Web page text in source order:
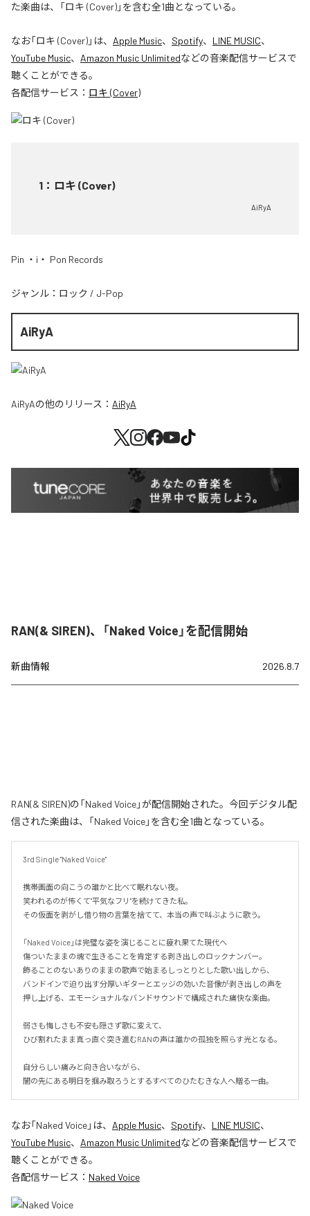
た楽曲は、「ロキ (Cover)」を含む全1曲となっている。
なお「ロキ (Cover)」は、 Apple Music、 Spotify、 LINE MUSIC、
YouTube Music、 Amazon Music Unlimitedなどの音楽配信サービスで
聴くことができる。
各配信サービス： ロキ (Cover)
1 ： ロキ (Cover)
AiRyA
Pin ・i・ Pon Records
ジャンル： ロック / J-Pop
AiRyA
AiRyAの他のリリース： AiRyA
RAN(& SIREN)、「Naked Voice」を配信開始
新曲情報 2026.8.7
RAN(& SIREN)の「Naked Voice」が配信開始された。今回デジタル配
信された楽曲は、「Naked Voice」を含む全1曲となっている。
3rd Single "Naked Voice"
携帯画面の向こうの誰かと比べて眠れない夜。
笑われるのが怖くて"平気なフリ"を続けてきた私。
その仮面を剥がし借り物の言葉を捨てて、本当の声で叫ぶように歌う。
「Naked Voice」は完璧な姿を演じることに疲れ果てた現代へ
傷ついたままの魂で生きることを肯定する剥き出しのロックナンバー。
飾ることのないありのままの歌声で始まるしっとりとした歌い出しから、
バンドインで迫り出す分厚いギターとエッジの効いた音像が剥き出しの声を
押し上げる、エモーショナルなバンドサウンドで構成された痛快な楽曲。
弱さも悔しさも不安も隠さず歌に変えて、
ひび割れたまま真っ直ぐ突き進むRANの声は誰かの孤独を照らす光となる。
自分らしい痛みと向き合いながら、
闇の先にある明日を掴み取ろうとするすべてのひたむきな人へ贈る一曲。
なお「Naked Voice」は、 Apple Music、 Spotify、 LINE MUSIC、
YouTube Music、 Amazon Music Unlimitedなどの音楽配信サービスで
聴くことができる。
各配信サービス： Naked Voice